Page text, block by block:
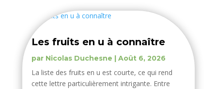
Les fruits en u à connaître
par Nicolas Duchesne | Août 6, 2026
La liste des fruits en u est courte, ce qui rend
cette lettre particulièrement intrigante. Entre